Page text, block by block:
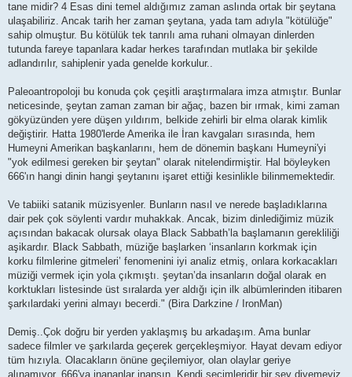
tane midir? 4 Esas dini temel aldığımız zaman aslında ortak bir şeytana
ulaşabiliriz. Ancak tarih her zaman şeytana, yada tam adıyla "kötülüğe"
sahip olmuştur. Bu kötülük tek tanrılı ama ruhani olmayan dinlerden
tutunda fareye tapanlara kadar herkes tarafından mutlaka bir şekilde
adlandırılır, sahiplenir yada genelde korkulur..
Paleoantropoloji bu konuda çok çeşitli araştırmalara imza atmıştır. Bunlar
neticesinde, şeytan zaman zaman bir ağaç, bazen bir ırmak, kimi zaman
gökyüzünden yere düşen yıldırım, belkide zehirli bir elma olarak kimlik
değiştirir. Hatta 1980'lerde Amerika ile İran kavgaları sırasında, hem
Humeyni Amerikan başkanlarını, hem de dönemin başkanı Humeyni'yi
"yok edilmesi gereken bir şeytan" olarak nitelendirmiştir. Hal böyleyken
666'ın hangi dinin hangi şeytanını işaret ettiği kesinlikle bilinmemektedir.
Ve tabiiki satanik müzisyenler. Bunların nasıl ve nerede başladıklarına
dair pek çok söylenti vardır muhakkak. Ancak, bizim dinlediğimiz müzik
açısından bakacak olursak olaya Black Sabbath’la başlamanın gerekliliği
aşikardır. Black Sabbath, müziğe başlarken ‘insanların korkmak için
korku filmlerine gitmeleri’ fenomenini iyi analiz etmiş, onlara korkacakları
müziği vermek için yola çıkmıştı. şeytan’da insanların doğal olarak en
korktukları listesinde üst sıralarda yer aldığı için ilk albümlerinden itibaren
şarkılardaki yerini almayı becerdi." (Bira Darkzine / IronMan)
Demiş..Çok doğru bir yerden yaklaşmış bu arkadaşım. Ama bunlar
sadece filmler ve şarkılarda geçerek gerçekleşmiyor. Hayat devam ediyor
tüm hızıyla. Olacakların önüne geçilemiyor, olan olaylar geriye
alınamıyor..666'ya inananlar inansın. Kendi seçimleridir bir şey diyemeyiz